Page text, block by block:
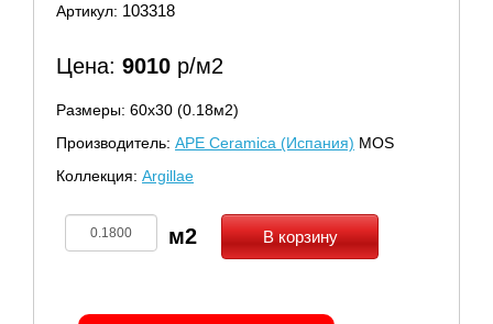
Артикул: 103318
Цена: 9010 р/м2
Размеры: 60х30 (0.18м2)
Производитель: APE Ceramica (Испания) MOS
Коллекция: Argillae
В корзину